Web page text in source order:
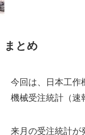
まとめ
今回は、日本工作
機械受注統計（速
来月の受注統計が